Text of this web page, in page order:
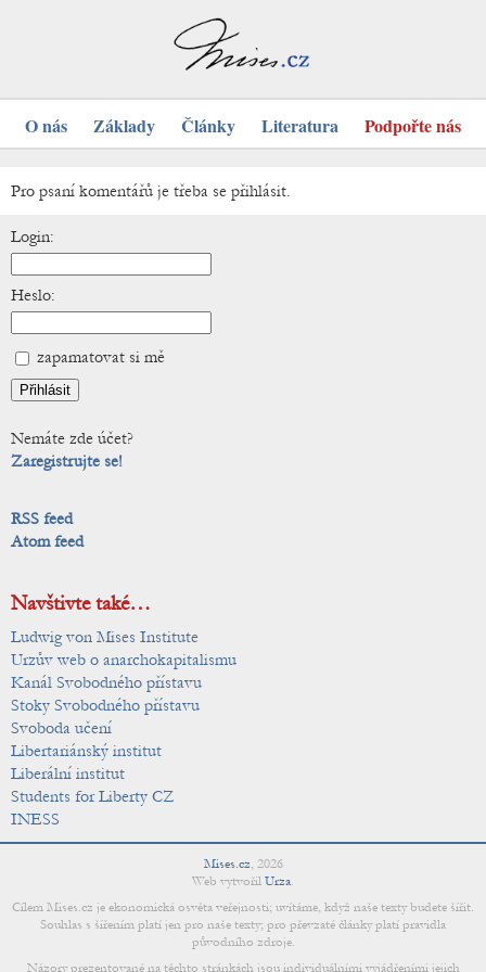
O nás Základy Články Literatura Podpořte nás
Pro psaní komentářů je třeba se přihlásit.
Login:
Heslo:
zapamatovat si mě
Nemáte zde účet?
Zaregistrujte se!
RSS feed
Atom feed
Navštivte také…
Ludwig von Mises Institute
Urzův web o anarchokapitalismu
Kanál Svobodného přístavu
Stoky Svobodného přístavu
Svoboda učení
Libertariánský institut
Liberální institut
Students for Liberty CZ
INESS
Mises.cz, 2026
Web vytvořil Urza.
Cílem Mises.cz je ekonomická osvěta veřejnosti; uvítáme, když naše texty budete šířit.
Souhlas s šířením platí jen pro naše texty; pro převzaté články platí pravidla
původního zdroje.
Názory prezentované na těchto stránkách jsou individuálními vyjádřeními jejich